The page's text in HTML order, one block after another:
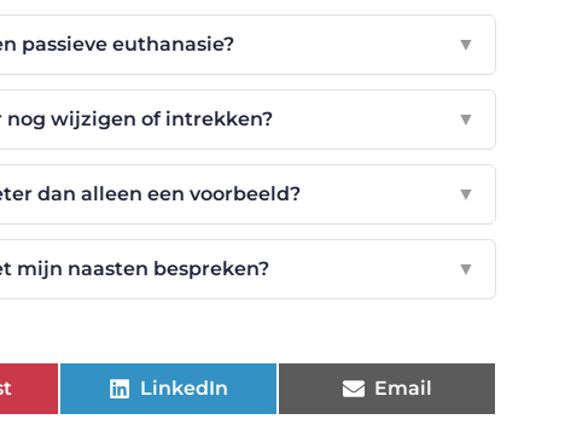
passieve euthanasie? ▼
wijzigen of intrekken? ▼
dan alleen een voorbeeld? ▼
mijn naasten bespreken? ▼
LinkedIn Email